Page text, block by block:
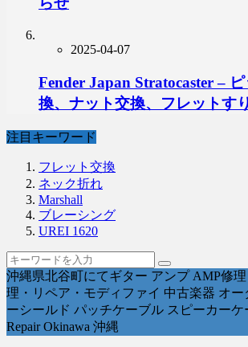
2025-04-07
Fender Japan Stratocaster –
換、ナット交換、フレットす
注目キーワード
フレット交換
ネック折れ
Marshall
ブレーシング
UREI 1620
沖縄県北谷町にてギター アンプ AMP修
理・リペア・モディファイ 中古楽器 オー
ーシールド パッチケーブル スピーカーケ
Repair Okinawa 沖縄